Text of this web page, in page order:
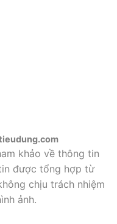
tơ chổi than
khảo về thông tin
được tổng hợp từ
chịu trách nhiệm
ảnh.